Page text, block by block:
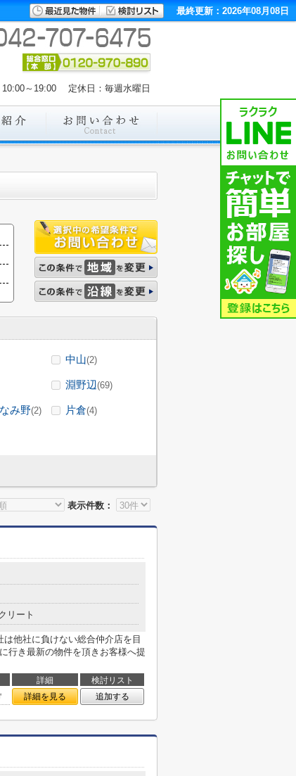
最終更新：2026年08月08日
10:00～19:00 定休日：毎週水曜日
中山(2)
淵野辺(69)
み野(2) 片倉(4)
表示件数：
リート
他社に負けない総合仲介店を目
行き最新の物件を頂きお客様へ提
詳細
検討リスト
詳細を見る 追加する